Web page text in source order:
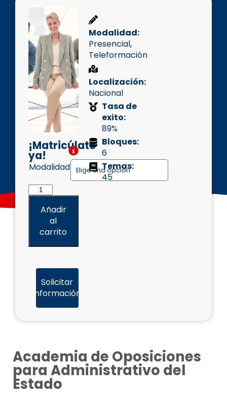
¡Matricúlate
ya!
Modalidad
Añadir
al
carrito
Solicitar
información
Modalidad:
Presencial,
Teleformación
Localización:
Nacional
Tasa de
exito:
89%
Bloques:
6
Temas:
45
Academia de Oposiciones
para Administrativo del
Estado